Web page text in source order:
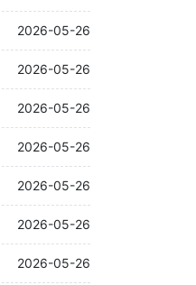
2026-05-26
2026-05-26
2026-05-26
2026-05-26
2026-05-26
2026-05-26
2026-05-26